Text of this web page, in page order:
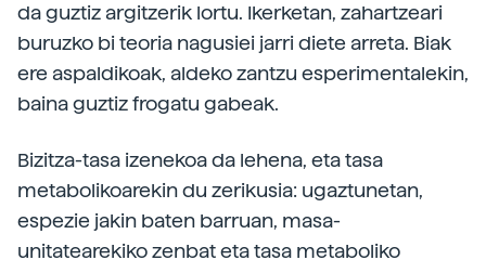
da guztiz argitzerik lortu. Ikerketan, zahartzeari
buruzko bi teoria nagusiei jarri diete arreta. Biak
ere aspaldikoak, aldeko zantzu esperimentalekin,
baina guztiz frogatu gabeak.
Bizitza-tasa izenekoa da lehena, eta tasa
metabolikoarekin du zerikusia: ugaztunetan,
espezie jakin baten barruan, masa-
unitatearekiko zenbat eta tasa metaboliko